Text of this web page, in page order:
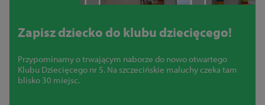
Zapisz dziecko do klubu dziecięcego!
Przypominamy o trwającym naborze do nowo otwartego
Klubu Dziecięcego nr 5. Na szczecińskie maluchy czeka tam
blisko 30 miejsc.